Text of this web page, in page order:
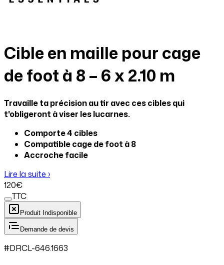
Cible en maille pour cage
de foot à 8 – 6 x 2.10 m
Travaille ta précision au tir avec ces cibles qui
t'obligeront à viser les lucarnes.
Comporte 4 cibles
Compatible cage de foot à 8
Accroche facile
Lire la suite ›
120€
TTC
Produit Indisponible
Demande de devis
#DRCL-646.1663